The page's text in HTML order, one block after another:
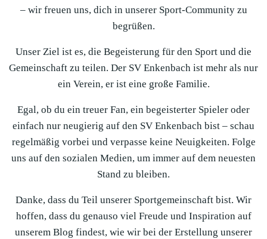
– wir freuen uns, dich in unserer Sport-Community zu
begrüßen.
Unser Ziel ist es, die Begeisterung für den Sport und die
Gemeinschaft zu teilen. Der SV Enkenbach ist mehr als nur
ein Verein, er ist eine große Familie.
Egal, ob du ein treuer Fan, ein begeisterter Spieler oder
einfach nur neugierig auf den SV Enkenbach bist – schau
regelmäßig vorbei und verpasse keine Neuigkeiten. Folge
uns auf den sozialen Medien, um immer auf dem neuesten
Stand zu bleiben.
Danke, dass du Teil unserer Sportgemeinschaft bist. Wir
hoffen, dass du genauso viel Freude und Inspiration auf
unserem Blog findest, wie wir bei der Erstellung unserer